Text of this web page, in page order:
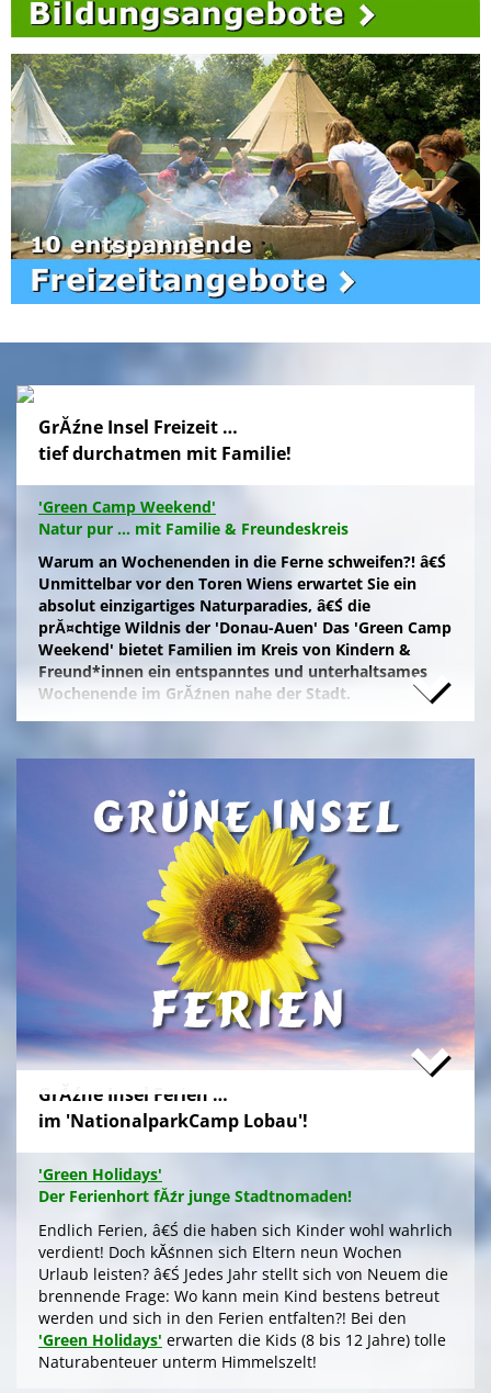
GrĂźne Insel Freizeit …
tief durchatmen mit Familie!
'Green Camp Weekend'
Natur pur ... mit Familie & Freundeskreis
Warum an Wochenenden in die Ferne schweifen?! â€Ś
Unmittelbar vor den Toren Wiens erwartet Sie ein
absolut einzigartiges Naturparadies, â€Ś die
prĂ¤chtige Wildnis der 'Donau-Auen' Das 'Green Camp
Weekend' bietet Familien im Kreis von Kindern &
Freund*innen ein entspanntes und unterhaltsames
Wochenende im GrĂźnen nahe der Stadt.
Naturfreunde, die lange Anfahrten meiden und zum
gepflegten Wiese im 'NationalparkCamp' mit
Selbstverpflegung, â€Ś inklusive KĂźhl- und Catering-
Support sowie abendlichem Brennholz fĂźr das
knisternde Lagerfeuer.
Zum stressfreien Kurzurlaub der Familie mit
Freundeskreis im idyllischen GrĂźn-Ambiente, mit
Naturabenteuern bei einer'Green Tour Lobau'
urigen 'Nationalpark Donau-Auen', mit romantischem
Sterngucken und Palavern am knisternden Lagerfeuer
â€Ś fehlt schlicht nur noch Ihre Buchung!
>
'Green Camp Weekend'
'Schlafnester CampLodges'
Exklusive NĂ¤chte â€Ś auf der 'Augenweide'
dem stressigen Alltag und ohne lange Anreise und
aufwendige Zeltausstattung exklusiv nĂ¤chtigen im
grĂźnen Ambiente auf der 'Augenweide', â€Ś in einer
kĂźnstlerisch gestalteten 'CampLodge' im kuscheligen
Schlafsack. Jedes der fĂźnf 'Schlafnester' beherbergt
bis zu fĂźnf Personen.
Gleichwohl ob Familie oder Freundeskreis, â€Ś Sie
logieren in einer schmucken Outdoor-Lounge! FĂźr
angenehmes Raumklima sorgen Fenster an den
GrĂźne Insel Ferien …
im 'NationalparkCamp Lobau'!
'Green Holidays'
Der Ferienhort fĂźr junge Stadtnomaden!
Endlich Ferien, â€Ś die haben sich Kinder wohl wahrlich
verdient! Doch kĂśnnen sich Eltern neun Wochen
Urlaub leisten? â€Ś Jedes Jahr stellt sich von Neuem die
brennende Frage: Wo kann mein Kind bestens betreut
werden und sich in den Ferien entfalten?! Bei den
'Green Holidays' erwarten die Kids (8 bis 12 Jahre) tolle
Naturabenteuer unterm Himmelszelt!